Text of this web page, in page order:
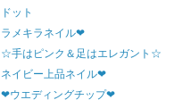
ドット
ラメキラネイル❤
☆手はピンク＆足はエレガント☆
ネイビー上品ネイル❤
❤ウエディングチップ❤